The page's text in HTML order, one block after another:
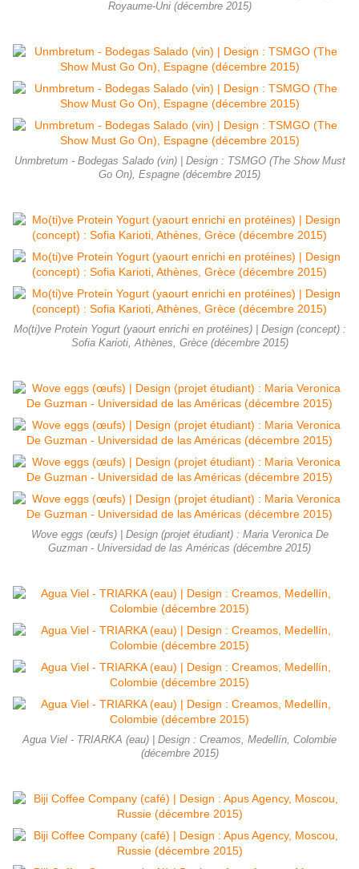
Royaume-Uni (décembre 2015)
Unmbretum - Bodegas Salado (vin) | Design : TSMGO (The Show Must
Go On), Espagne (décembre 2015)
Mo(ti)ve Protein Yogurt (yaourt enrichi en protéines) | Design (concept) :
Sofia Karioti, Athènes, Grèce (décembre 2015)
Wove eggs (œufs) | Design (projet étudiant) : Maria Veronica De
Guzman - Universidad de las Américas (décembre 2015)
Agua Viel - TRIARKA (eau) | Design : Creamos, Medellín, Colombie
(décembre 2015)